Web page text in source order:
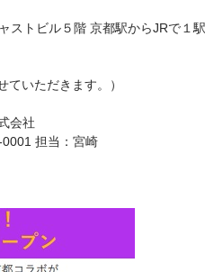
ストビル５階 京都駅からJRで１
いただきます。）
会社
担当：宮崎